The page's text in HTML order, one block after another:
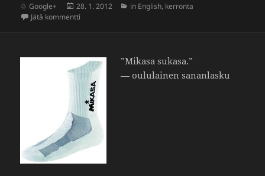
Google+ Julkaistu
28. 1. 2012 Kategoriat
in English, kerronta
Jätä kommentti
”Mikasa sukasa.”
— oulu­lainen sanan­lasku